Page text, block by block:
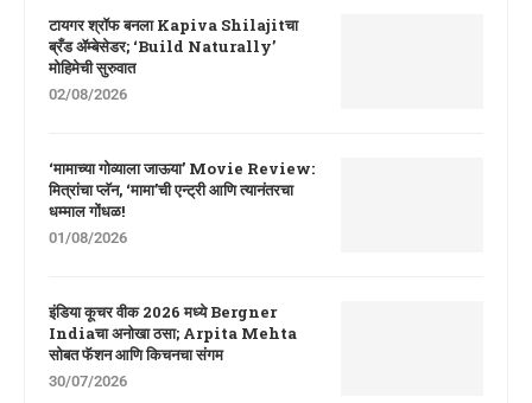
टायगर श्रॉफ बनला Kapiva Shilajitचा
ब्रँड ॲम्बेसेडर; ‘Build Naturally’
मोहिमेची सुरुवात
02/08/2026
‘मामाच्या गोव्याला जाऊया’ Movie Review:
मित्रांचा प्लॅन, ‘मामा’ची एन्ट्री आणि त्यानंतरचा
धम्माल गोंधळ!
01/08/2026
इंडिया कूचर वीक 2026 मध्ये Bergner
Indiaचा अनोखा ठसा; Arpita Mehta
सोबत फॅशन आणि किचनचा संगम
30/07/2026